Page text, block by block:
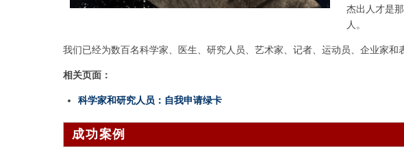
杰出人才是
人。
我们已经为数百名科学家、医生、研究人员、艺术家、记者、运动员、企业家和
相关页面：
科学家和研究人员：自我申请绿卡
成功案例